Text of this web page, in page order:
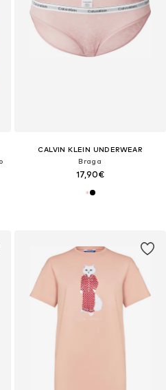
CALVIN KLEIN UNDERWEAR
Braga
17,90€